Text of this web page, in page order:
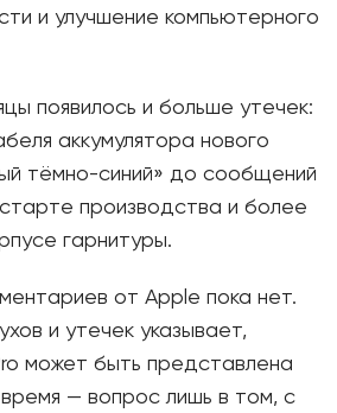
и улучшение компьютерного
появилось и больше утечек:
аккумулятора нового
тёмно-синий» до сообщений
производства и более
гарнитуры.
от Apple пока нет.
и утечек указывает,
может быть представлена
— вопрос лишь в том, с